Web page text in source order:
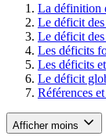
La définition
Le déficit des
Le déficit des
Les déficits
Les déficits
Le déficit
Références
Afficher moins